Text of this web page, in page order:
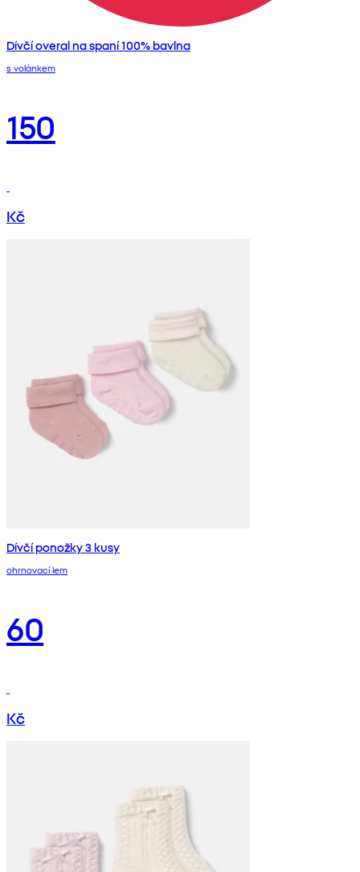
Dívčí overal na spaní 100% bavlna
s volánkem
150
Kč
Dívčí ponožky 3 kusy
ohrnovací lem
60
Kč